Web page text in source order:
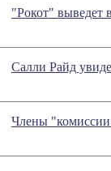
"Рокот" выведет
Салли Райд
Члены